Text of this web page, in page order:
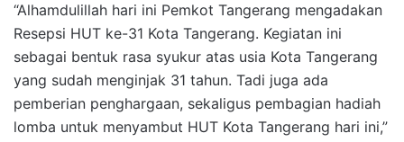
“Alhamdulillah hari ini Pemkot Tangerang mengadakan
Resepsi HUT ke-31 Kota Tangerang. Kegiatan ini
sebagai bentuk rasa syukur atas usia Kota Tangerang
yang sudah menginjak 31 tahun. Tadi juga ada
pemberian penghargaan, sekaligus pembagian hadiah
lomba untuk menyambut HUT Kota Tangerang hari ini,”